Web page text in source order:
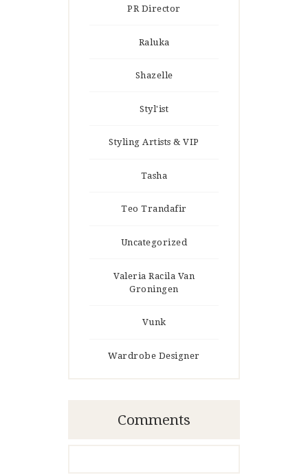
PR Director
Raluka
Shazelle
Styl'ist
Styling Artists & VIP
Tasha
Teo Trandafir
Uncategorized
Valeria Racila Van
Groningen
Vunk
Wardrobe Designer
Comments